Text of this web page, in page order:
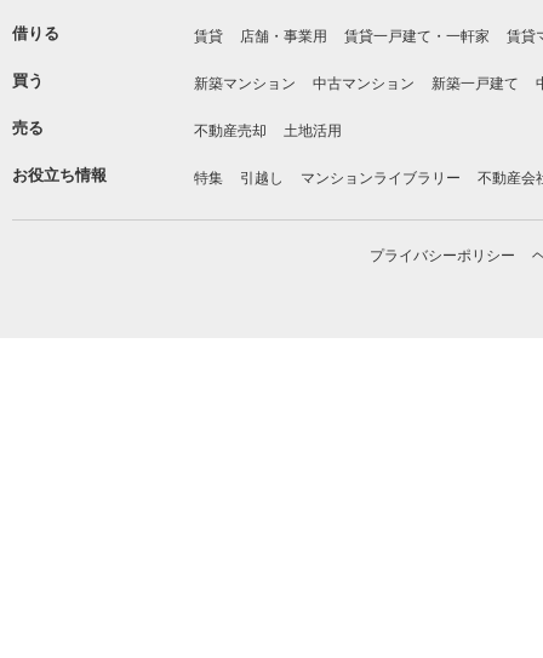
借りる 賃貸 店舗・事業用 賃貸一戸建て・一軒家 賃貸
買う 新築マンション 中古マンション 新築一戸建て
売る 不動産売却 土地活用
お役立ち情報 特集 引越し マンションライブラリー 不動産会
プライバシーポリシー